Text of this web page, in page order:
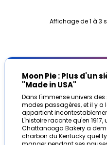
Affichage de 1 à 3
Moon Pie : Plus d'un
"Made in USA"
Dans l'immense univers
modes passagères, et il y a
appartient
L'histoire raconte qu'en
Chattanooga Bakery a
charbon du Kentucky quel